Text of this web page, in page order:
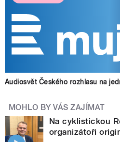
Audiosvět Českého rozhlasu na
MOHLO BY VÁS ZAJÍMAT
Na cyklistickou
organizátoři